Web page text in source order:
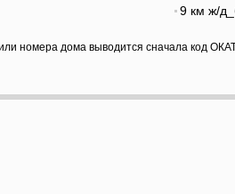
9 км ж/
номера дома выводится сначала код